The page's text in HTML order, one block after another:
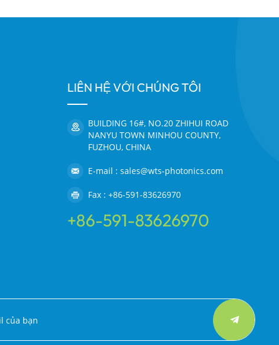
LIÊN HỆ VỚI CHÚNG TÔI
BUILDING 16#, NO.20 ZHIHUI ROAD
NANYU TOWN MINHOU COUNTY,
FUZHOU, CHINA
E-mail : sales@wts-photonics.com
Fax : +86-591-83626970
+86-591-83626970